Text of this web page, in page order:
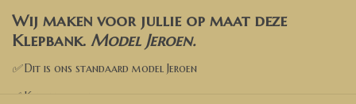
Wij maken voor jullie op maat deze
Klepbank. Model Jeroen.
✅Dit is ons standaard model Jeroen
✅ Kies een afmeting